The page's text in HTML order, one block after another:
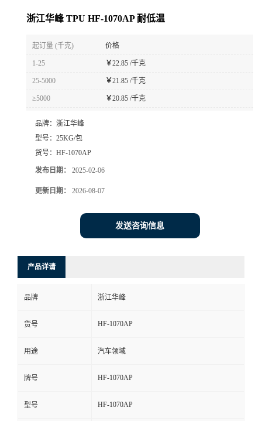
浙江华峰 TPU HF-1070AP 耐低温
起订量 (千克) 价格
1-25 ￥22.85 /千克
25-5000 ￥21.85 /千克
≥5000 ￥20.85 /千克
品牌： 浙江华峰
型号： 25KG/包
货号： HF-1070AP
发布日期： 2025-02-06
更新日期： 2026-08-07
发送咨询信息
产品详请
品牌 浙江华峰
货号 HF-1070AP
用途 汽车领域
牌号 HF-1070AP
型号 HF-1070AP